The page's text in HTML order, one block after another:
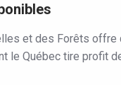
et des Forêts
le Québec tire profit